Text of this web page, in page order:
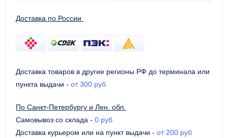
Доставка по России
Доставка товаров в другие регионы РФ до терминала или
пункта выдачи - от 300 руб
По Санкт-Петербургу и Лен. обл.
Самовывоз со склада - 0 руб
Доставка курьером или на пункт выдачи - от 200 руб